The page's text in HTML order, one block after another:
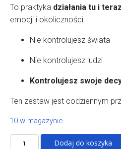
To praktyka działania tu i teraz
emocji i okoliczności.
Nie kontrolujesz świata
Nie kontrolujesz ludzi
Kontrolujesz swoje
Ten zestaw jest codziennym
10 w magazynie
ilość
Dodaj do koszyka